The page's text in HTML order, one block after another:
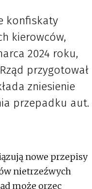
konfiskaty
kierowców,
2024 roku,
przygotował
zniesienie
przepadku aut.
nowe przepisy
nietrzeźwych
może orzec